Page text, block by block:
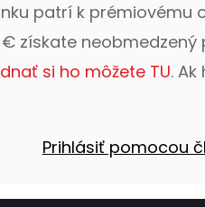
patrí k
získate
si ho môžete TU.
Prihlásiť pomocou